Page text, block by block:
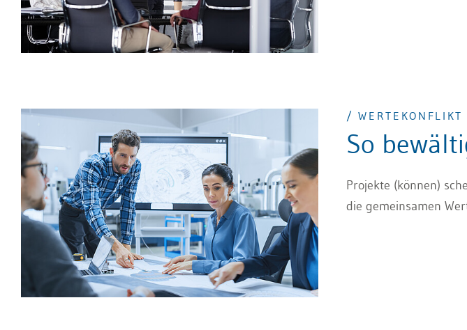
/ WERTEKONFLIKT
So
Projekte (können)
die gemeinsamen